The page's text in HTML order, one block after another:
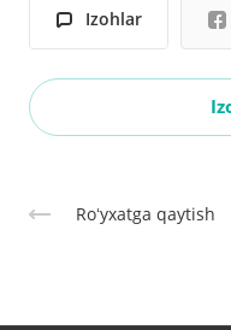
Izohlar
Roʻyxatga qaytish